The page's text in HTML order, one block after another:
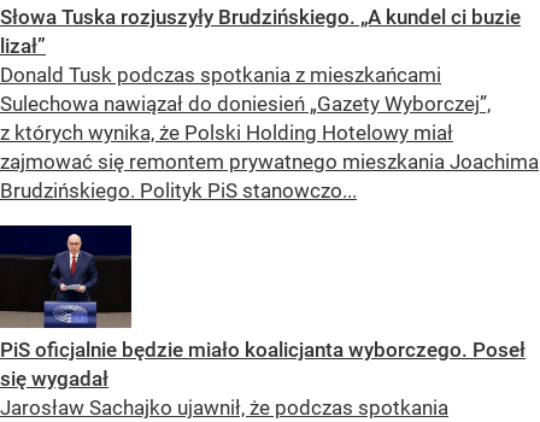
Słowa Tuska rozjuszyły Brudzińskiego. „A kundel ci buzie
lizał”
Donald Tusk podczas spotkania z mieszkańcami
Sulechowa nawiązał do doniesień „Gazety Wyborczej”,
z których wynika, że Polski Holding Hotelowy miał
zajmować się remontem prywatnego mieszkania Joachima
Brudzińskiego. Polityk PiS stanowczo...
PiS oficjalnie będzie miało koalicjanta wyborczego. Poseł
się wygadał
Jarosław Sachajko ujawnił, że podczas spotkania